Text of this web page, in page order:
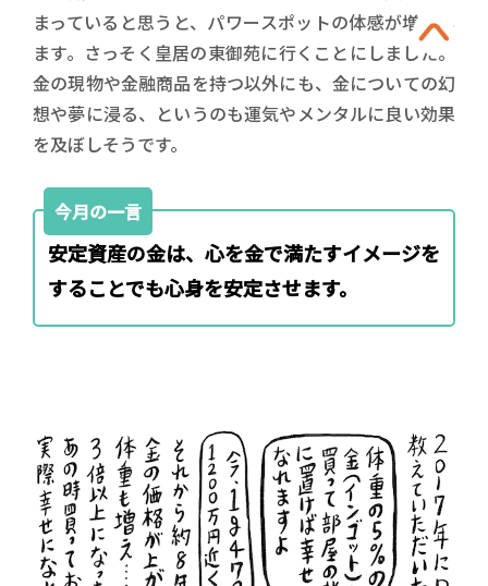
まっていると思うと、パワースポットの体感が増幅し
ます。さっそく皇居の東御苑に行くことにしました。
金の現物や金融商品を持つ以外にも、金についての幻
想や夢に浸る、というのも運気やメンタルに良い効果
を及ぼしそうです。
今月の一言
安定資産の金は、心を金で満たすイメージを
することでも心身を安定させます。